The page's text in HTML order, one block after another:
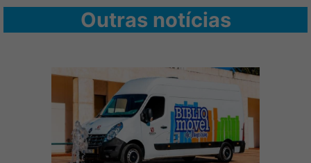
Outras notícias